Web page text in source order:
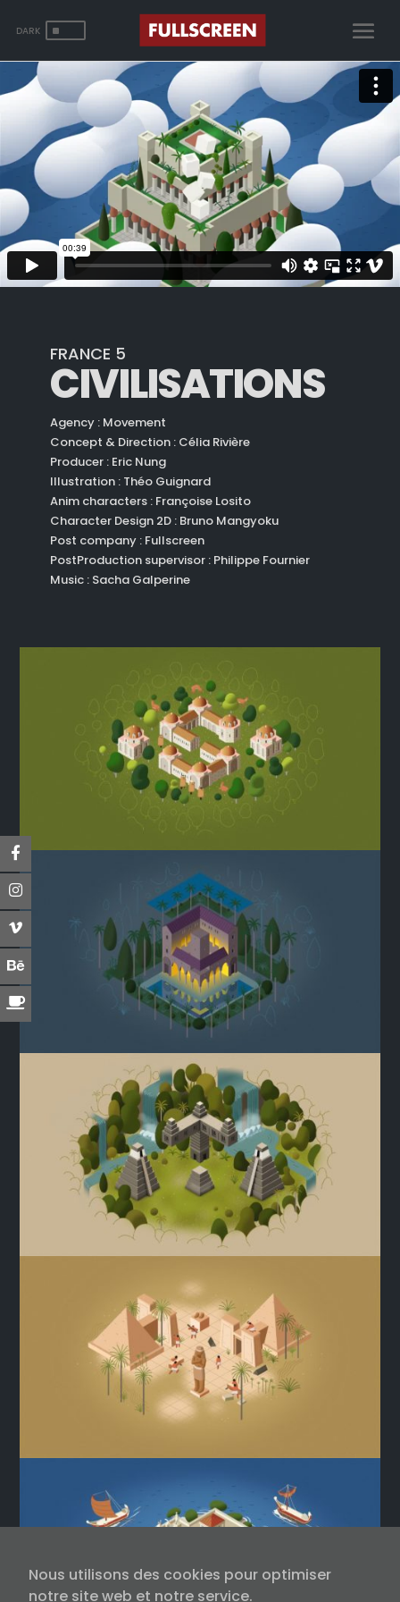
^
FRANCE 5
CIVILISATIONS
Agency : Movement
Concept & Direction : Célia Rivière
Producer : Eric Nung
Illustration : Théo Guignard
Anim characters : Françoise Losito
Character Design 2D : Bruno Mangyoku
Post company : Fullscreen
PostProduction supervisor : Philippe Fournier
Music : Sacha Galperine
Nous utilisons des cookies pour optimiser
notre site web et notre service.